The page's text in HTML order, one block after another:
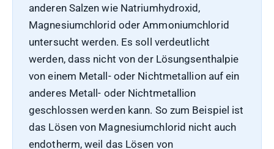
anderen Salzen wie Natriumhydroxid,
Magnesiumchlorid oder Ammoniumchlorid
untersucht werden. Es soll verdeutlicht
werden, dass nicht von der Lösungsenthalpie
von einem Metall- oder Nichtmetallion auf ein
anderes Metall- oder Nichtmetallion
geschlossen werden kann. So zum Beispiel ist
das Lösen von Magnesiumchlorid nicht auch
endotherm, weil das Lösen von